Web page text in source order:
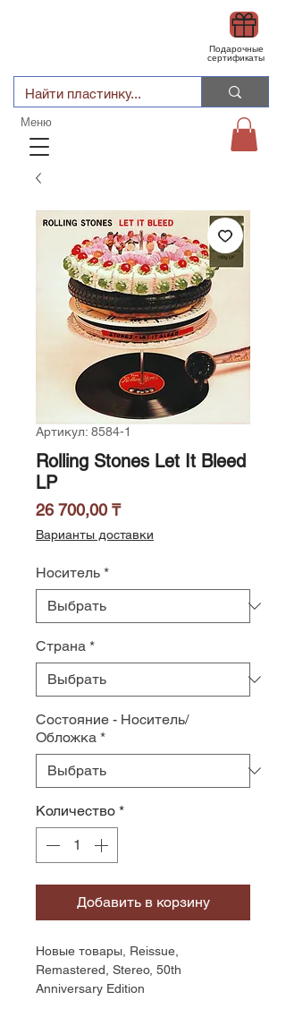
Меню
Подарочные
сертификаты
Артикул: 8584-1
Rolling Stones Let It Bleed
LP
26 700,00 ₸Цена
Варианты доставки
Носитель *
Страна *
Состояние - Носитель/
Обложка *
Количество *
Добавить в корзину
Новые товары, Reissue,
Remastered, Stereo, 50th
Anniversary Edition